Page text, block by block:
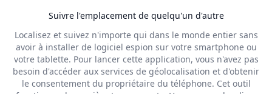
Suivre l'emplacement de quelqu'un d'autre
Localisez et suivez n'importe qui dans le monde entier sans
avoir à installer de logiciel espion sur votre smartphone ou
votre tablette. Pour lancer cette application, vous n'avez pas
besoin d'accéder aux services de géolocalisation et d'obtenir
le consentement du propriétaire du téléphone. Cet outil